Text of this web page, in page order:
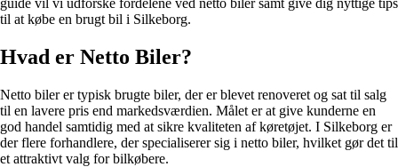
til at købe en brugt bil i Silkeborg.
Hvad er Netto Biler?
Netto biler er typisk brugte biler, der er blevet renoveret og sat til salg
til en lavere pris end markedsværdien. Målet er at give kunderne en
god handel samtidig med at sikre kvaliteten af køretøjet. I Silkeborg er
der flere forhandlere, der specialiserer sig i netto biler, hvilket gør det til
et attraktivt valg for bilkøbere.